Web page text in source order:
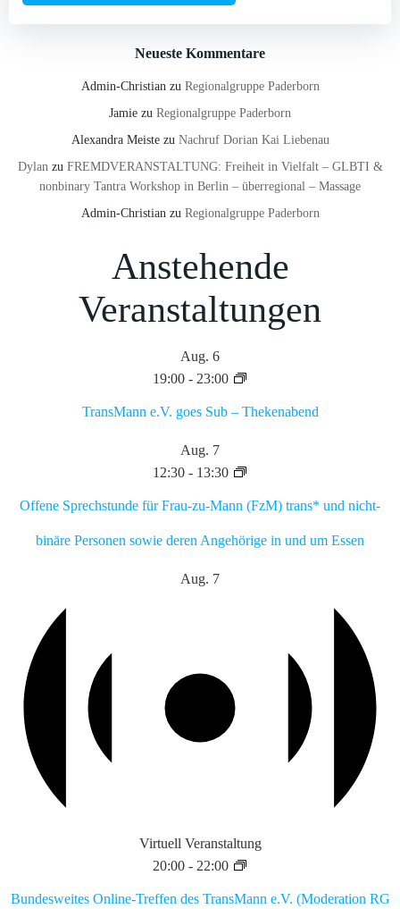
Neueste Kommentare
Admin-Christianzu Regionalgruppe Paderborn
Jamie zu Regionalgruppe Paderborn
Alexandra Meistezu Nachruf Dorian Kai Liebenau
Dylanzu FREMDVERANSTALTUNG: Freiheit in Vielfalt – GLBTI &
nonbinary Tantra Workshop in Berlin – überregional – Massage
Admin-Christianzu Regionalgruppe Paderborn
Anstehende
Veranstaltungen
Aug. 6
19:00- 23:00
TransMann e.V. goes Sub – Thekenabend
Aug. 7
12:30- 13:30
Offene Sprechstunde für Frau-zu-Mann (FzM) trans* und nicht-
binäre Personen sowie deren Angehörige in und um Essen
Aug. 7
Virtuell Veranstaltung
20:00- 22:00
Bundesweites Online-Treffen des TransMann e.V. (Moderation RG